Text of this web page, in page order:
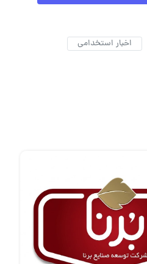
اخبار استخدامی